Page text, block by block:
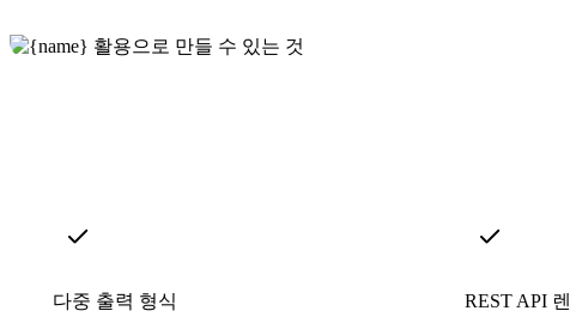
다중 출력 형식 REST API